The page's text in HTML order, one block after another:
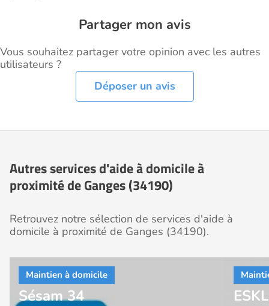
Partager mon avis
Vous souhaitez partager votre opinion avec les autres
utilisateurs ?
Déposer un avis
Autres services d'aide à domicile à
proximité de Ganges (34190)
Retrouvez notre sélection de services d'aide à
domicile à proximité de Ganges (34190).
Sésam 34